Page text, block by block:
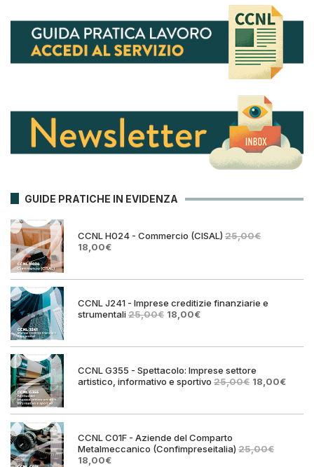
GUIDE PRATICHE IN EVIDENZA
CCNL H024 - Commercio (CISAL) 25,00€
Il
era:
18,00€Il
è:
CCNL J241 - Imprese creditizie finanziarie e
strumentali25,00€ Il
era:
18,00€Il
è:
CCNL G355 - Spettacolo: Imprese settore
artistico, informativo e sportivo 25,00€ Il
era:
18,00€Il
è:
CCNL C01F - Aziende del Comparto
Metalmeccanico (Confimpreseitalia) 25,00€
Il18,00€Il